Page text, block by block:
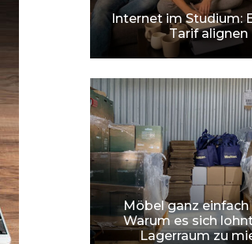
Internet im Studium:
Tarif alignen
Möbel ganz einfach
Warum es sich
Lagerraum zu